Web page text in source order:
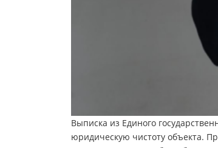
Выписка из Единого
юридическую чистоту объекта.